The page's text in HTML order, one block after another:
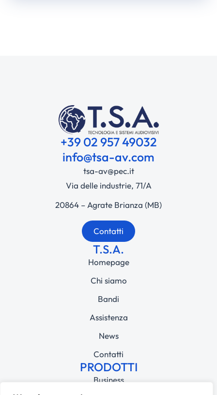
+39 02 957 49032
info@tsa-av.com
tsa-av@pec.it
Via delle industrie, 71/A
20864 – Agrate Brianza (MB)
Contatti
T.S.A.
Homepage
Chi siamo
Bandi
Assistenza
News
Contatti
PRODOTTI
Business